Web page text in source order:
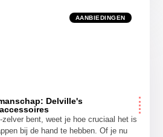
AANBIEDINGEN
Delville's
bent, weet je hoe cruciaal het is
bij de hand te hebben. Of je nu